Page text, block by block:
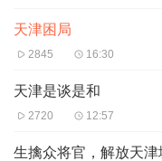
天津困局
2845 16:30
天津是谈是和
2720 12:57
生擒众将官，解放天津